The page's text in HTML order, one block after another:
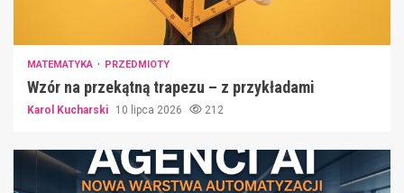
MATEMATYKA PRZEDMIOTY
Wzór na przekątną trapezu – z przykładami
Karol Kucharski 10 lipca 2026 212